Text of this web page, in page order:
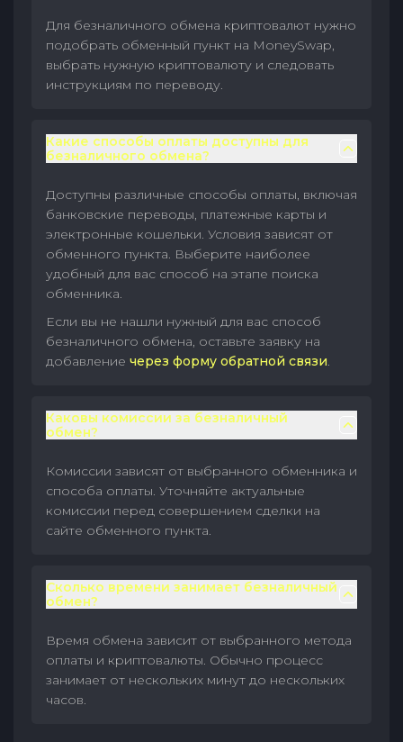
Для безналичного обмена криптовалют нужно
подобрать обменный пункт на MoneySwap,
выбрать нужную криптовалюту и следовать
инструкциям по переводу.
Какие способы оплаты доступны для
безналичного обмена?
Доступны различные способы оплаты, включая
банковские переводы, платежные карты и
электронные кошельки. Условия зависят от
обменного пункта. Выберите наиболее
удобный для вас способ на этапе поиска
обменника.
Если вы не нашли нужный для вас способ
безналичного обмена, оставьте заявку на
добавление через форму обратной связи.
Каковы комиссии за безналичный
обмен?
Комиссии зависят от выбранного обменника и
способа оплаты. Уточняйте актуальные
комиссии перед совершением сделки на
сайте обменного пункта.
Сколько времени занимает безналичный
обмен?
Время обмена зависит от выбранного метода
оплаты и криптовалюты. Обычно процесс
занимает от нескольких минут до нескольких
часов.